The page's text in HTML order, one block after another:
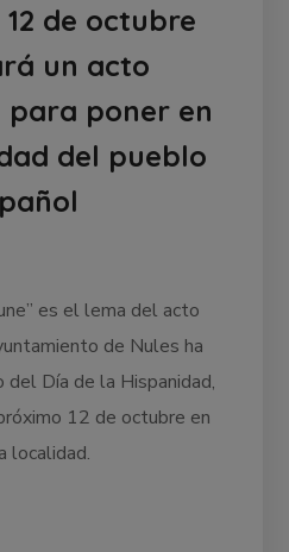
de octubre
un acto
poner en
del pueblo
es el lema del acto
de Nules ha
del Día de la Hispanidad,
12 de octubre en
localidad.